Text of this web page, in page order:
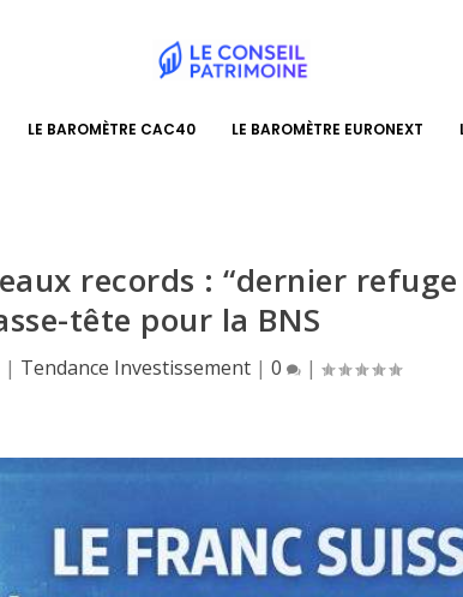
LE BAROMÈTRE CAC40 LE BAROMÈTRE EURONEXT
records : “dernier refuge
tête pour la BNS
| Tendance Investissement| 0 |